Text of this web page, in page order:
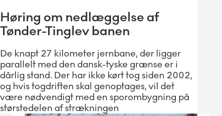
Høring om nedlæggelse af
Tønder-Tinglev banen
De knapt 27 kilometer jernbane, der ligger
parallelt med den dansk-tyske grænse er i
dårlig stand. Der har ikke kørt tog siden 2002,
og hvis togdriften skal genoptages, vil det
være nødvendigt med en sporombygning på
størstedelen af strækningen